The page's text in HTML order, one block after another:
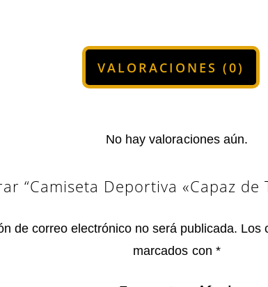
VALORACIONES (0)
No hay valoraciones aún.
“Camiseta Deportiva «Capaz
de correo electrónico no será publicada. Los
marcados con *